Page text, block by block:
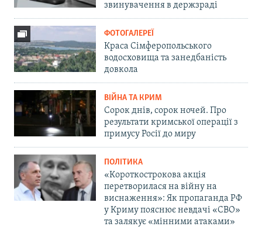
звинувачення в держзраді
ФОТОГАЛЕРЕЇ
Краса Сімферопольського
водосховища та занедбаність
довкола
ВІЙНА ТА КРИМ
Сорок днів, сорок ночей. Про
результати кримської операції з
примусу Росії до миру
ПОЛІТИКА
«Короткострокова акція
перетворилася на війну на
виснаження»: Як пропаганда РФ
у Криму пояснює невдачі «СВО»
та залякує «мінними атаками»